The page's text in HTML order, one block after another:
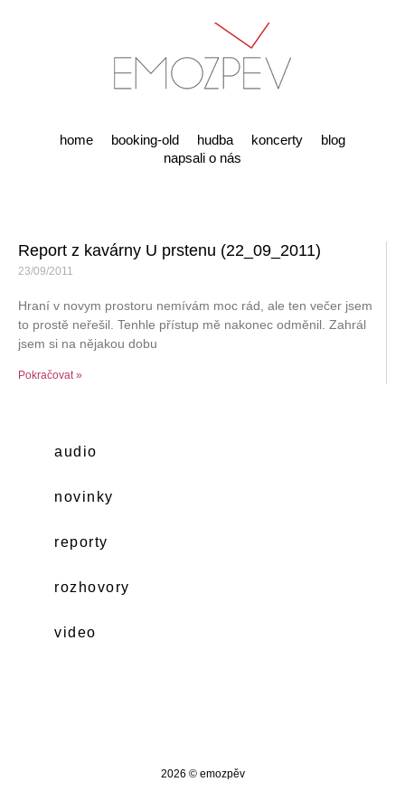
home booking-old hudba koncerty
blog
napsali o nás
Report z kavárny U prstenu (22_09_2011)
23/09/2011
Hraní v novym prostoru nemívám moc rád, ale ten večer jsem
to prostě neřešil. Tenhle přístup mě nakonec odměnil. Zahrál
jsem si na nějakou dobu
Pokračovat »
audio
novinky
reporty
rozhovory
video
2026 © emozpěv